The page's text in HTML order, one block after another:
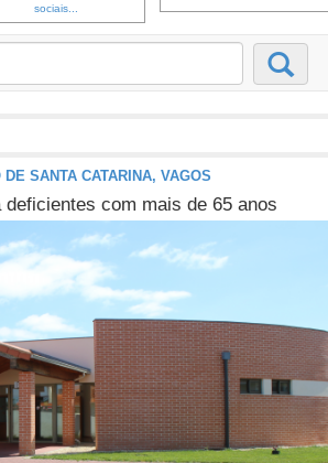
sociais...
SANTA CATARINA, VAGOS
com mais de 65 anos